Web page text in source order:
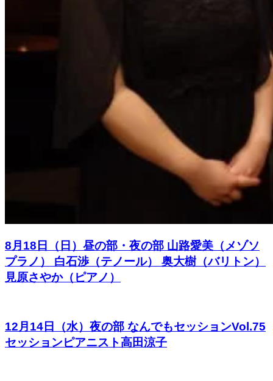
8月18日（日）昼の部・夜の部 山路愛美（メゾソ
プラノ） 白石渉（テノール） 奥大樹（バリトン）
見原さやか（ピアノ）
12月14日（水）夜の部 なんでもセッションVol.75
セッションピアニスト高田涼子